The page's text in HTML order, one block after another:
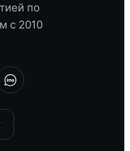
по
с 2010